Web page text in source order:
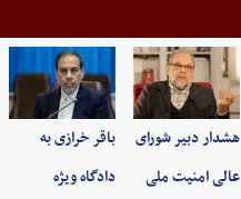
هشدار دبیر شورای
عالی امنیت ملی
باقر خرازی به
دادگاه ویژه